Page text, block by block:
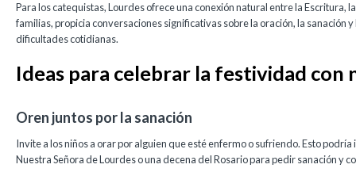
Para los catequistas, Lourdes ofrece una conexión natural entre la Escritura,
familias, propicia conversaciones significativas sobre la oración, la sanación
dificultades cotidianas.
Ideas para celebrar la festividad con
Oren juntos por la sanación
Invite a los niños a orar por alguien que esté enfermo o sufriendo. Esto
Nuestra Señora de Lourdes o una decena del Rosario para pedir sanación y